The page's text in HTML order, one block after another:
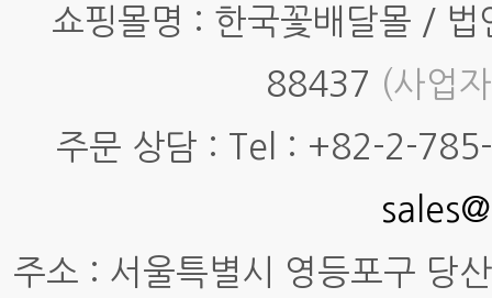
쇼핑몰명 : 한국꽃배달몰 /
88437 (사업
주문 상담 : Tel : +82-2-
주소 : 서울특별시 영등포구 당